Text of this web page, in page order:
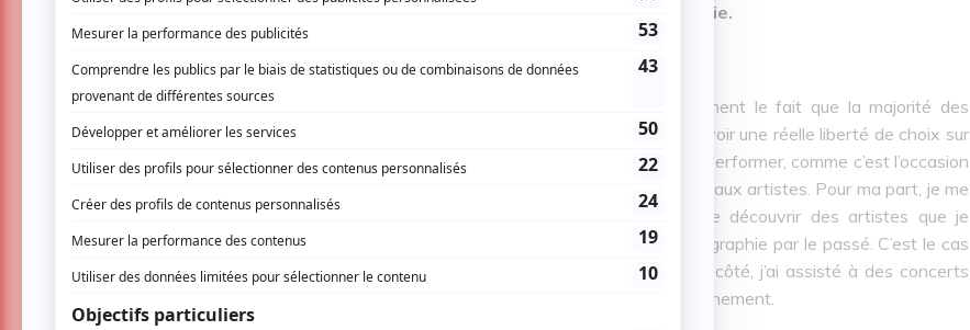
festivaliers, l’organisation des Francos peut dire: mission accomplie.
Ce qui est incroyable avec la proposition des Francos, c’est évidemment le fait que la majorité des
concerts sont accessibles gratuitement. Ça permet aux spectateurs d’avoir une réelle liberté de choix sur
les concerts à voir. C’est une opportunité d’aller voir son artiste préféré performer, comme c’est l’occasion
de se laisser porter par notre curiosité musicale et de découvrir de nouveaux artistes. Pour ma part, je me
suis prêté au jeu des deux manières. D’un côté, j’ai eu la chance de découvrir des artistes que je
connaissais peu, mais desquels je n’avais pas beaucoup exploré la discographie par le passé. C’est le cas
de Thierry Larose ainsi que du groupe Mon Doux Saigneur. D’un autre côté, j’ai assisté à des concerts
comme celui de LaF ou Gab Bouchard, des artistes que j’écoute quotidiennement.